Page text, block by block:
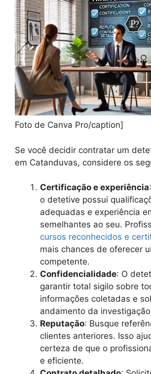
Foto de Canva Pro/caption]
Se você decidir contratar um
em Catanduvas, considere os
Certificação e experiência
o detetive possui
adequadas e experiência
semelhantes ao seu.
cursos reconhecidos e
mais chances de oferecer
competente.
Confidencialidade: O
garantir total sigilo sobre
informações coletadas e
andamento da
Reputação: Busque
clientes anteriores. Isso
certeza de que o
e eficiente.